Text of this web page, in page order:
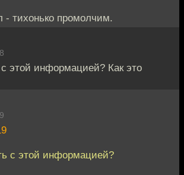
- тихонько промолчим.
этой информацией? Как это
с этой информацией?